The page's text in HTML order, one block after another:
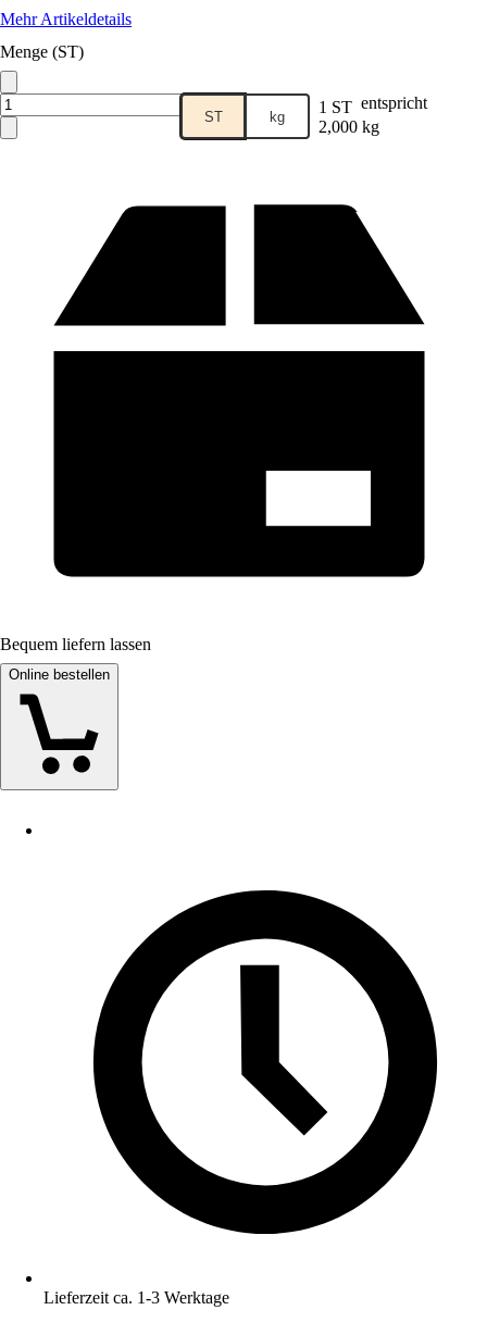
Mehr Artikeldetails
Menge (ST)
ST kg 1 ST entspricht
2,000 kg
Bequem liefern lassen
Online bestellen
Lieferzeit ca. 1-3 Werktage